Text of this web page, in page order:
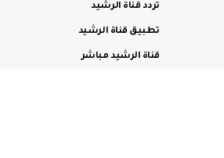
تردد قناة الرشيد
تطبيق قناة الرشيد
قناة الرشيد مباشر